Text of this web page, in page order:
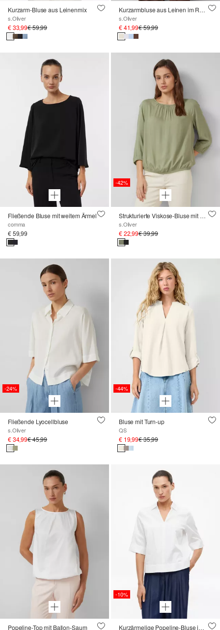
Kurzarm-Bluse aus Leinenmix
s.Oliver
€ 33,99€ 59,99
Kurzarmbluse aus Leinen im Relaxed Fit
s.Oliver
€ 41,99€ 59,99
Fließende Bluse mit weitem Ärmel
comma
€ 59,99
-42%
Strukturierte Viskose-Bluse mit Raff-Details
s.Oliver
€ 22,99€ 39,99
-24%
Fließende Lyocellbluse
s.Oliver
€ 34,99€ 45,99
-44%
Bluse mit Turn-up
QS
€ 19,99€ 35,99
Popeline-Top mit Ballon-Saum
-10%
Kurzärmelige Popeline-Bluse im Loose Fit